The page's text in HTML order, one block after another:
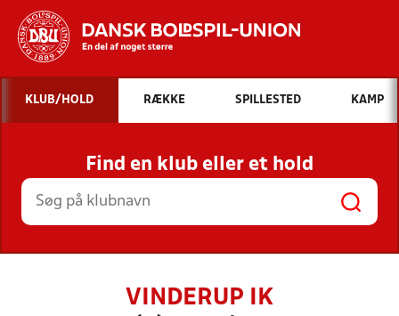
Hvad vil du søge efter?
INDHOLD OG NYHEDER
STILLINGER, RESULTATER, KLUBBER OG
HOLD
KLUB/HOLD RÆKKE SPILLESTED KAMP
Find en klub eller et hold
VINDERUP IK